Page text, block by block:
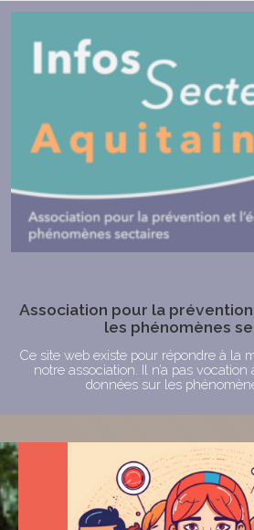
contenu
Association pour la
les phénomènes
Ce site web existe pour répondre à la
notre association. Il n’a pas
données sur les